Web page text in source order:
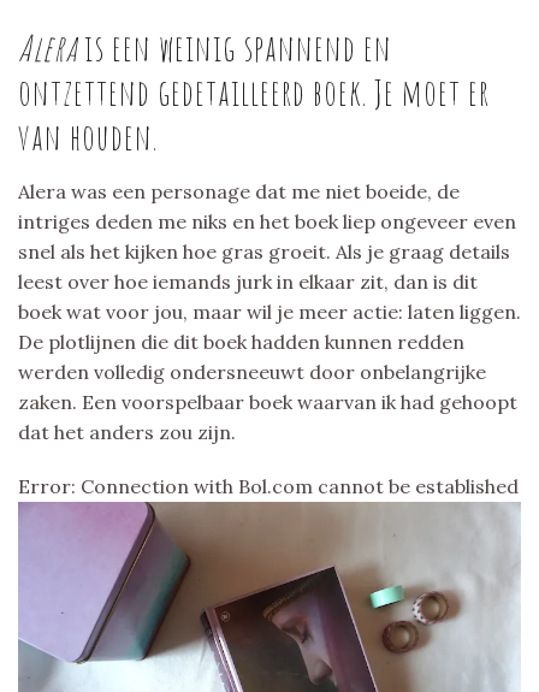
Alerais een weinig spannend en
ontzettend gedetailleerd boek. Je moet er
van houden.
Alera was een personage dat me niet boeide, de
intriges deden me niks en het boek liep ongeveer even
snel als het kijken hoe gras groeit. Als je graag details
leest over hoe iemands jurk in elkaar zit, dan is dit
boek wat voor jou, maar wil je meer actie: laten liggen.
De plotlijnen die dit boek hadden kunnen redden
werden volledig ondersneeuwt door onbelangrijke
zaken. Een voorspelbaar boek waarvan ik had gehoopt
dat het anders zou zijn.
Error: Connection with Bol.com cannot be established